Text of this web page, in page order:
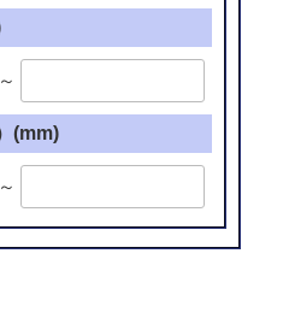
～
(mm)
～